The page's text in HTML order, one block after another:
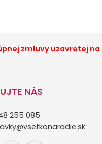
zmluvy uzavretej
NÁS
255 085